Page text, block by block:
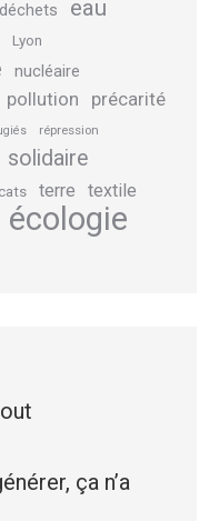
déchets eau
Lyon
nucléaire
pollution précarité
répression
solidaire
terre textile
écologie
ça n’a